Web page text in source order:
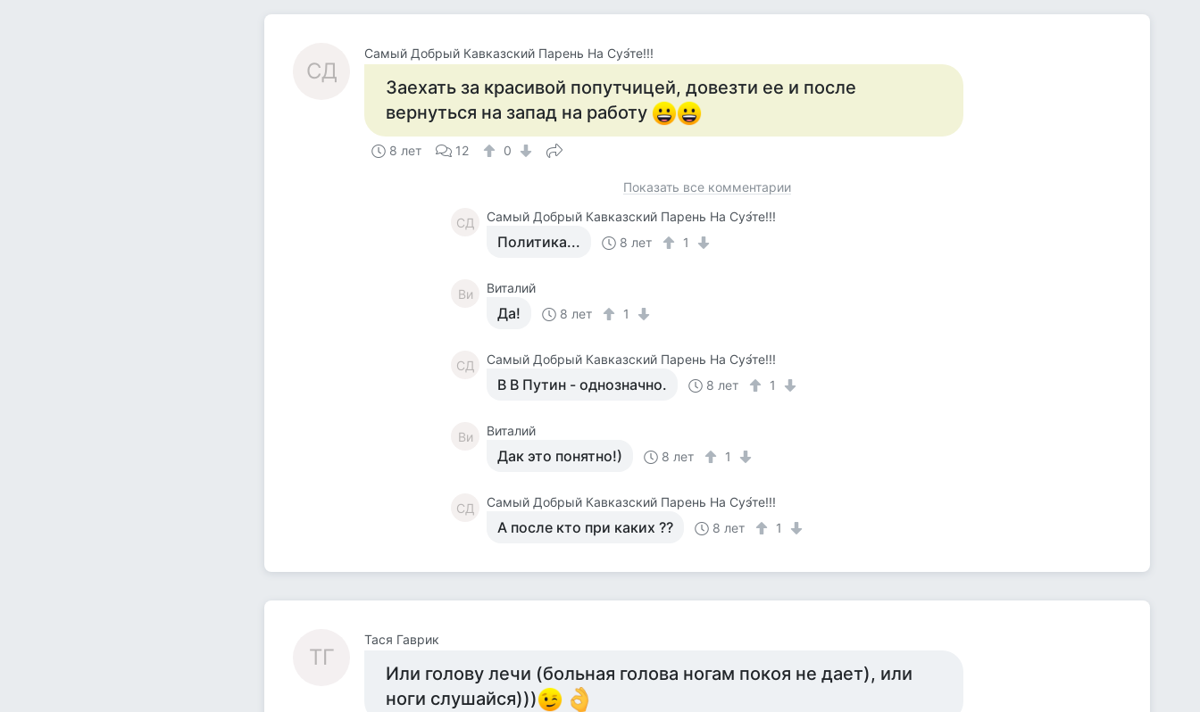
СД
Самый Добрый Кавказский Парень На Суэ́те!!!
Заехать за красивой попутчицей, довезти ее и после
вернуться на запад на работу
8 лет 12 0
Показать все комментарии
СД Самый Добрый Кавказский Парень На Суэ́те!!!
Политика... 8 лет 1
Ви Виталий
Да! 8 лет 1
СД Самый Добрый Кавказский Парень На Суэ́те!!!
В В Путин - однозначно. 8 лет 1
Ви Виталий
Дак это понятно!) 8 лет 1
СД Самый Добрый Кавказский Парень На Суэ́те!!!
А после кто при каких ?? 8 лет 1
ТГ
Тася Гаврик
Или голову лечи (больная голова ногам покоя не дает), или
ноги слушайся)))